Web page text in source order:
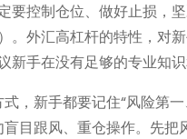
要控制仓位、做好止损，
。外汇高杠杆的特性，对
新手在没有足够的专业知
，新手都要记住“风险第
目跟风、重仓操作。先把